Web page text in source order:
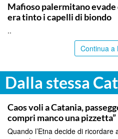
Mafioso palermitano
era tinto i capelli di biondo
..
Continua a
Dalla stessa
CATANIA
Caos voli a Catania,
compri manco una pizzetta”
Quando l’Etna decide di